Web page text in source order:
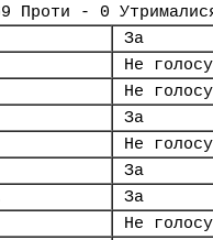
Проти - 0
За
Не
Не
За
Не
За
За
Не